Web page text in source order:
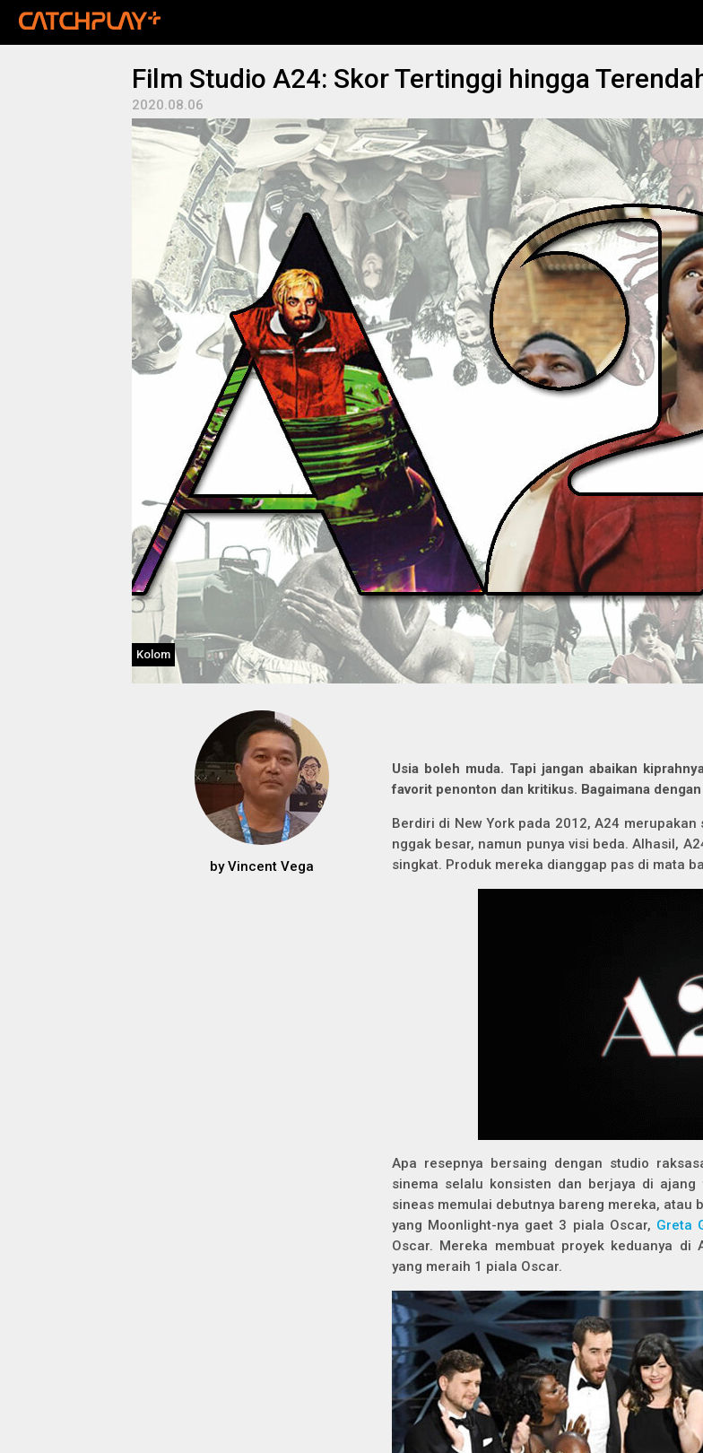
Film Studio A24: Skor Tertinggi hingga
2020.08.06
Kolom
byVincent Vega
Usia boleh muda. Tapi jangan abaikan
favorit penonton dan kritikus. Bagaimana
Berdiri di New York pada 2012, A24
nggak besar, namun punya visi beda. Alhasil,
singkat. Produk mereka dianggap pas di mata
Apa resepnya bersaing dengan studio
sinema selalu konsisten dan berjaya di
sineas memulai debutnya bareng mereka, atau
yang Moonlight-nya gaet 3 piala Oscar, Greta
Oscar. Mereka membuat proyek keduanya di
yang meraih 1 piala Oscar.